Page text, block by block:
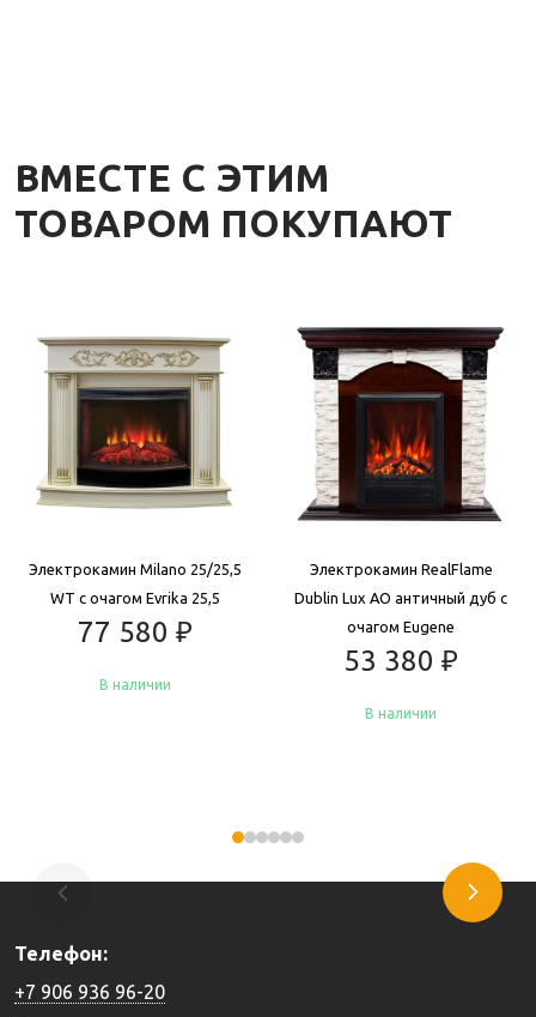
ВМЕСТЕ С ЭТИМ
ТОВАРОМ ПОКУПАЮТ
Электрокамин Milano 25/25,5
WT с очагом Evrika 25,5
77 580 ₽
В наличии
Электрокамин RealFlame
Dublin Lux AO античный дуб с
очагом Eugene
53 380 ₽
В наличии
Телефон:
+7 906 936 96-20